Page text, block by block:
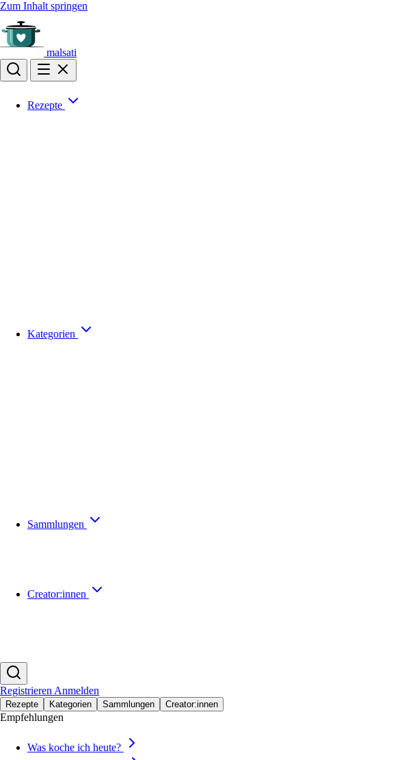
Zum Inhalt springen
malsati
Rezepte
Kategorien
Sammlungen
Creator:innen
Registrieren Anmelden
Rezepte Kategorien Sammlungen Creator:innen
Empfehlungen
Was koche ich heute?